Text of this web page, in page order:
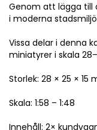
Genom att lägga till
i moderna
Vissa delar i denna
miniatyrer i skala
Storlek: 28 × 25 × 15
Skala: 1:58 – 1:48
Innehåll: 2×